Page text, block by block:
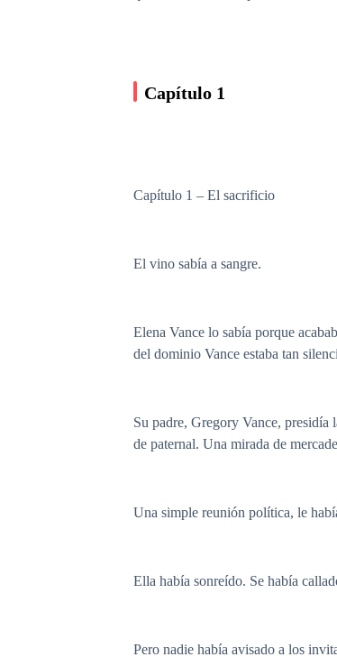
Capítulo 1
Capítulo 1 – El sacrificio
El vino sabía a sangre.
Elena Vance lo sabía porque
del dominio Vance estaba tan
Su padre, Gregory Vance, presidía
de paternal. Una mirada de
Una simple reunión política, le
Ella había sonreído. Se había
Pero nadie había avisado a los